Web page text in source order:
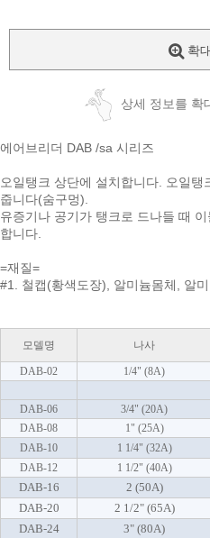
확
상세 정보를 확
에어브리더 DAB /sa 시리즈
오일탱크 상단에 설치합니다. 오일
줍니다(숨구멍).
유증기나 공기가 탱크로 드나들 때
합니다.
=재질=
#1. 철캡(황색도장), 알미늄몸체, 알
모델명 나사
DAB-02 1/4" (8A)
DAB-06 3/4" (20A)
DAB-08
1" (25A)
DAB-10
1 1/4" (32A)
DAB-12 1 1/2" (40A)
DAB-16 2 (50A)
DAB-20
2 1/2" (65A)
DAB-24
3" (80A)